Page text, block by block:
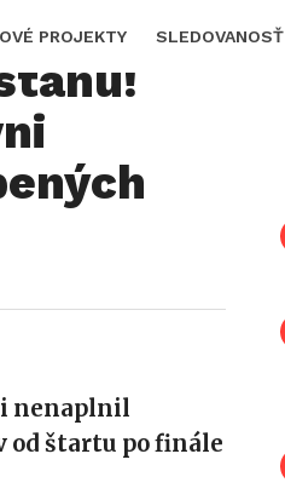
PROJEKTY SLEDOVANOSŤ
sa lúčia,
nenaplnil
od štartu po finále